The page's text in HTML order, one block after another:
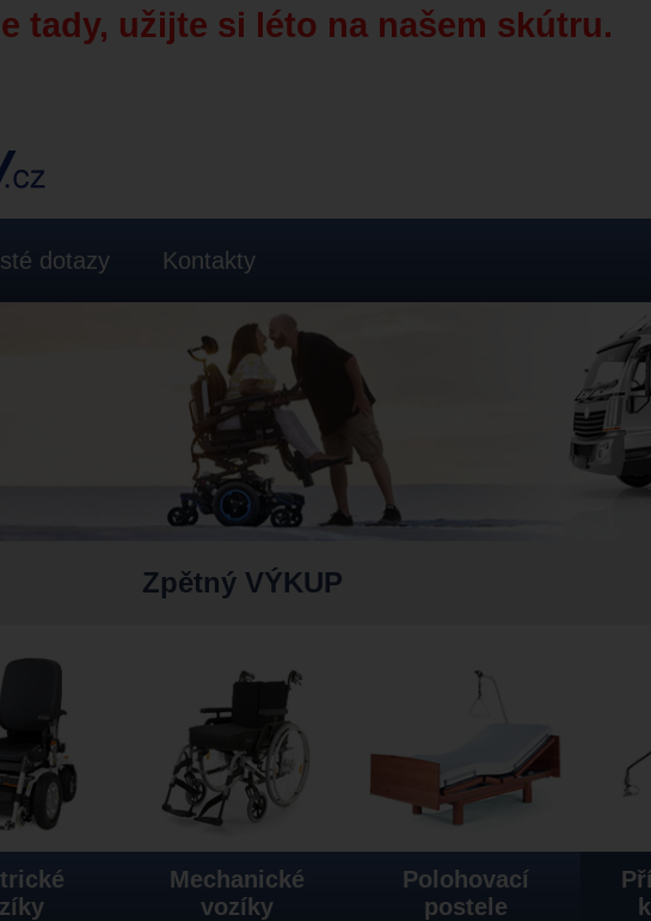
tady, užijte si léto na našem skútru.
dotazy Kontakty
Zpětný VÝKUP
Mechanické
vozíky
Polohovací
postele